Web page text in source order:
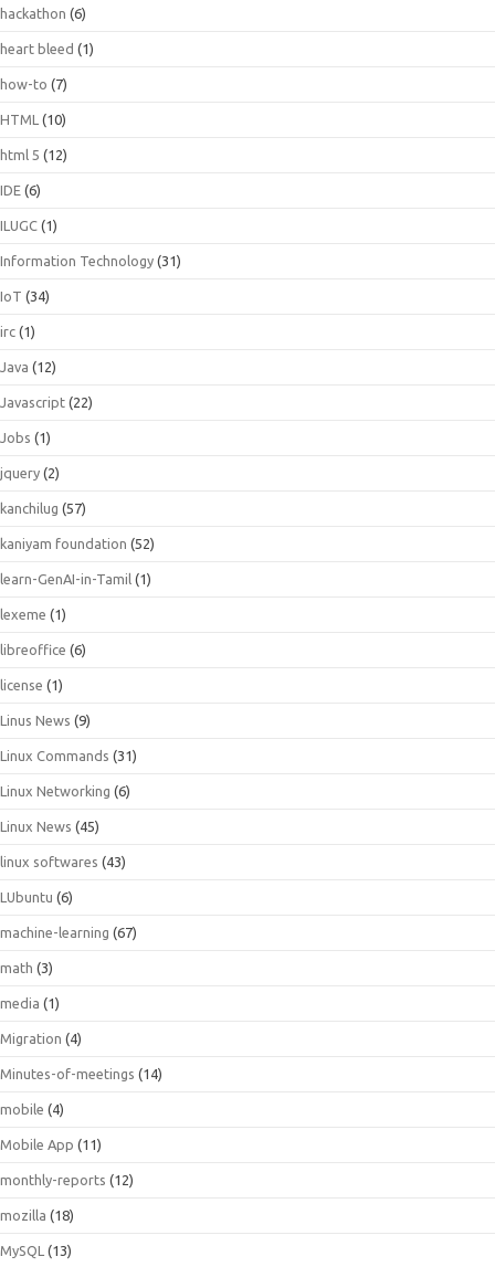
hackathon (6)
heart bleed (1)
how-to (7)
HTML (10)
html 5 (12)
IDE (6)
ILUGC (1)
Information Technology (31)
IoT (34)
irc (1)
Java (12)
Javascript (22)
Jobs (1)
jquery (2)
kanchilug (57)
kaniyam foundation (52)
learn-GenAI-in-Tamil (1)
lexeme (1)
libreoffice (6)
license (1)
Linus News (9)
Linux Commands (31)
Linux Networking (6)
Linux News (45)
linux softwares (43)
LUbuntu (6)
machine-learning (67)
math (3)
media (1)
Migration (4)
Minutes-of-meetings (14)
mobile (4)
Mobile App (11)
monthly-reports (12)
mozilla (18)
MySQL (13)